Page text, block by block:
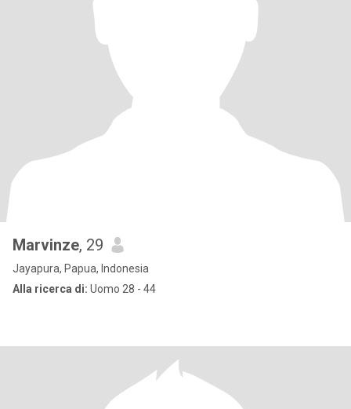
Marvinze, 29
Jayapura, Papua, Indonesia
Alla ricerca di: Uomo 28 - 44